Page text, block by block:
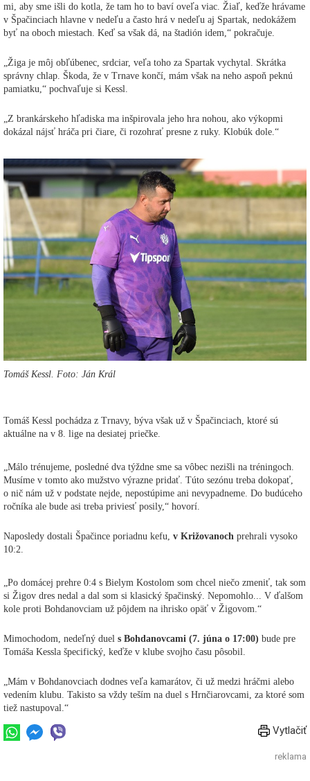
mi, aby sme išli do kotla, že tam ho to baví oveľa viac. Žiaľ, keďže hrávame
v Špačinciach hlavne v nedeľu a často hrá v nedeľu aj Spartak, nedokážem
byť na oboch miestach. Keď sa však dá, na štadión idem,“ pokračuje.
„Žiga je môj obľúbenec, srdciar, veľa toho za Spartak vychytal. Skrátka
správny chlap. Škoda, že v Trnave končí, mám však na neho aspoň peknú
pamiatku,“ pochvaľuje si Kessl.
„Z brankárskeho hľadiska ma inšpirovala jeho hra nohou, ako výkopmi
dokázal nájsť hráča pri čiare, či rozohrať presne z ruky. Klobúk dole.“
Tomáš Kessl. Foto: Ján Král
Tomáš Kessl pochádza z Trnavy, býva však už v Špačinciach, ktoré sú
aktuálne na v 8. lige na desiatej priečke.
„Málo trénujeme, posledné dva týždne sme sa vôbec nezišli na tréningoch.
Musíme v tomto ako mužstvo výrazne pridať. Túto sezónu treba dokopať,
o nič nám už v podstate nejde, nepostúpime ani nevypadneme. Do budúceho
ročníka ale bude asi treba priviesť posily,“ hovorí.
Naposledy dostali Špačince poriadnu kefu, v Križovanoch prehrali vysoko
10:2.
„Po domácej prehre 0:4 s Bielym Kostolom som chcel niečo zmeniť, tak som
si Žigov dres nedal a dal som si klasický špačinský. Nepomohlo... V ďalšom
kole proti Bohdanovciam už pôjdem na ihrisko opäť v Žigovom.“
Mimochodom, nedeľný duel s Bohdanovcami (7. júna o 17:00) bude pre
Tomáša Kessla špecifický, keďže v klube svojho času pôsobil.
„Mám v Bohdanovciach dodnes veľa kamarátov, či už medzi hráčmi alebo
vedením klubu. Takisto sa vždy teším na duel s Hrnčiarovcami, za ktoré som
tiež nastupoval.“
Vytlačiť
reklama